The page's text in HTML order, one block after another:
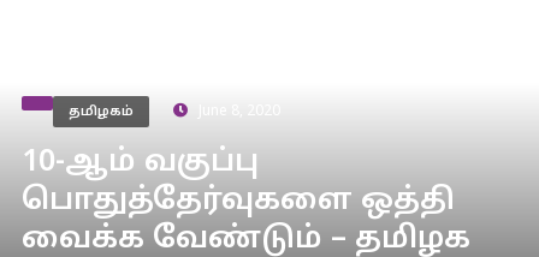
தமிழகம்
10-ஆம் வகுப்பு
பொதுத்தேர்வுகளை ஒத்தி
வைக்க வேண்டும் – தமிழக